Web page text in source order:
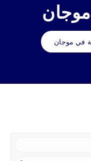
في موجان